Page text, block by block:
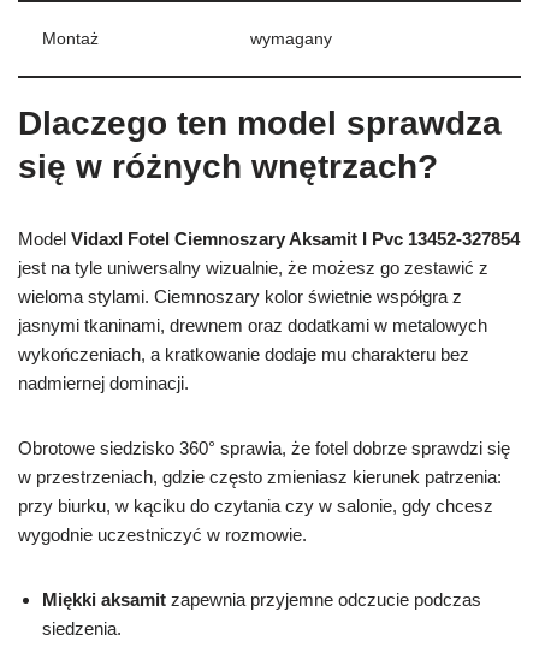
Montaż wymagany
Dlaczego ten model sprawdza
się w różnych wnętrzach?
Model Vidaxl Fotel Ciemnoszary Aksamit I Pvc 13452-327854
jest na tyle uniwersalny wizualnie, że możesz go zestawić z
wieloma stylami. Ciemnoszary kolor świetnie współgra z
jasnymi tkaninami, drewnem oraz dodatkami w metalowych
wykończeniach, a kratkowanie dodaje mu charakteru bez
nadmiernej dominacji.
Obrotowe siedzisko 360° sprawia, że fotel dobrze sprawdzi się
w przestrzeniach, gdzie często zmieniasz kierunek patrzenia:
przy biurku, w kąciku do czytania czy w salonie, gdy chcesz
wygodnie uczestniczyć w rozmowie.
Miękki aksamit zapewnia przyjemne odczucie podczas
siedzenia.